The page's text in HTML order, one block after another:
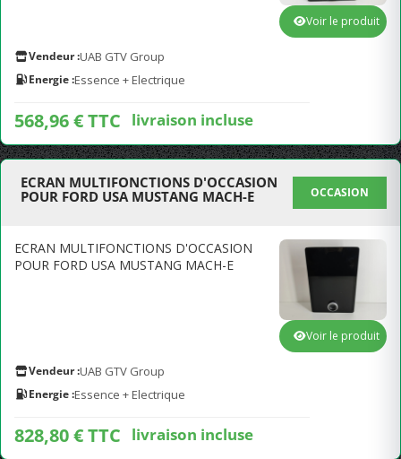
Vendeur :UAB GTV Group
Energie :Essence + Electrique
568,96 € TTC livraison incluse
Voir le produit
ECRAN MULTIFONCTIONS D'OCCASION
POUR FORD USA MUSTANG MACH-E
OCCASION
ECRAN MULTIFONCTIONS D'OCCASION
POUR FORD USA MUSTANG MACH-E
Vendeur :UAB GTV Group
Energie :Essence + Electrique
828,80 € TTC livraison incluse
Voir le produit